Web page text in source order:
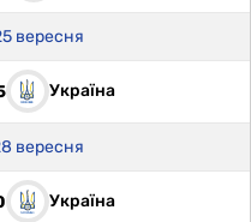
вересня
Україна
вересня
Україна